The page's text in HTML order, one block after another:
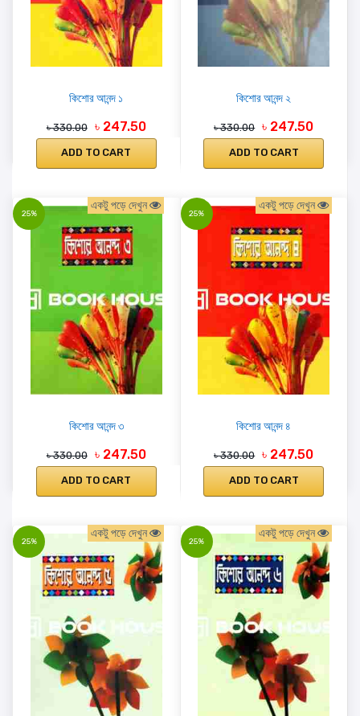
কিশোর আনন্দ ১
৳ 330.00 ৳ 247.50
ADD TO CART
কিশোর আনন্দ ২
৳ 330.00 ৳ 247.50
ADD TO CART
25%
একটু পড়ে দেখুন
কিশোর আনন্দ ৩
৳ 330.00 ৳ 247.50
ADD TO CART
25%
একটু পড়ে দেখুন
কিশোর আনন্দ ৪
৳ 330.00 ৳ 247.50
ADD TO CART
25%
একটু পড়ে দেখুন
25%
একটু পড়ে দেখুন